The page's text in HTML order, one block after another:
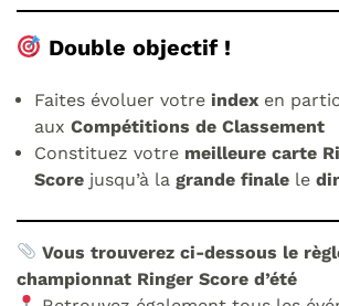
Double objectif !
Faites évoluer votre index en
aux Compétitions de Classement
Constituez votre meilleure carte
Score jusqu’à la grande finale le
Vous trouverez ci-dessous le
championnat Ringer Score d’été